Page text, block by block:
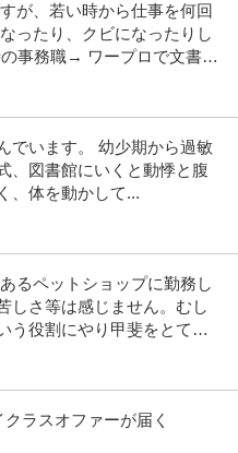
日／土日祝休／残業10H以下
躍中
サポート◆年休126日／土日祝休／
提供：doda
この条件の求人をもっと見る
が、若い時から仕事を何回
ったり、クビになったりし
事務職→ ワープロで文書作
でいます。 幼少期から過敏
、図書館にいくと動悸と腹
、体を動かして...
るペットショップに勤務し
しさ等は感じません。むし
う役割にやり甲斐をとても
ラスオファーが届く